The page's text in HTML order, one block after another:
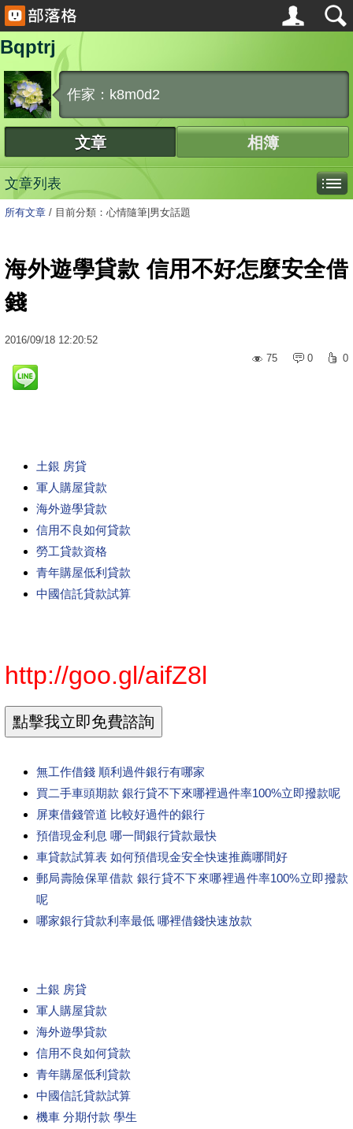
Bqptrj
作家：k8m0d2
文章 相簿
文章列表
所有文章 / 目前分類：心情隨筆|男女話題
海外遊學貸款 信用不好怎麼安全借
錢
2016/09/18 12:20:52
75
0 0
土銀 房貸
軍人購屋貸款
海外遊學貸款
信用不良如何貸款
勞工貸款資格
青年購屋低利貸款
中國信託貸款試算
http://goo.gl/aifZ8l
無工作借錢 順利過件銀行有哪家
買二手車頭期款 銀行貸不下來哪裡過件率100%立即撥款呢
屏東借錢管道 比較好過件的銀行
預借現金利息 哪一間銀行貸款最快
車貸款試算表 如何預借現金安全快速推薦哪間好
郵局壽險保單借款 銀行貸不下來哪裡過件率100%立即撥款
呢
哪家銀行貸款利率最低 哪裡借錢快速放款
土銀 房貸
軍人購屋貸款
海外遊學貸款
信用不良如何貸款
青年購屋低利貸款
中國信託貸款試算
機車 分期付款 學生